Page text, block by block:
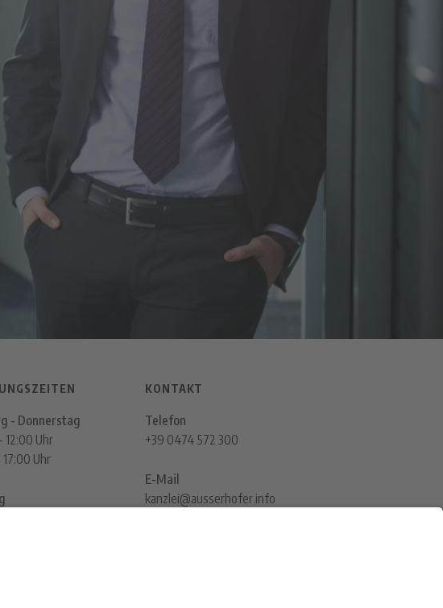
- Donnerstag
12:00 Uhr
17:00 Uhr
KONTAKT
Telefon
+39 0474 572 300
E-Mail
kanzlei@ausserhofer.info